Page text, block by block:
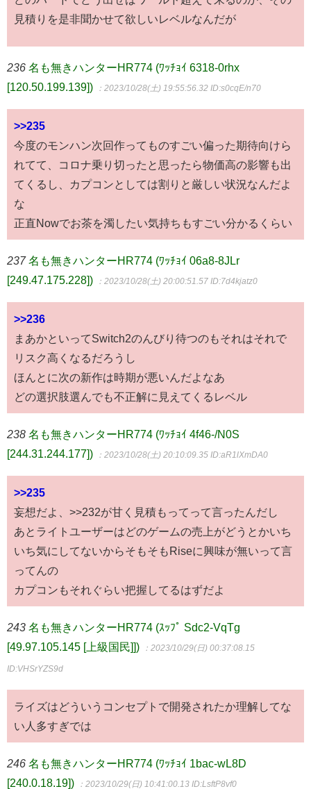
見積りを是非聞かせて欲しいレベルなんだが
236 名も無きハンターHR774 (ﾜｯﾁｮｲ 6318-0rhx
[120.50.199.139])
：2023/10/28(土) 19:55:56.32 ID:s0cqE/n70
>>235
今度のモンハン次回作ってものすごい偏った期待向けら
れてて、コロナ乗り切ったと思ったら物価高の影響も出
てくるし、カプコンとしては割りと厳しい状況なんだよ
な
正直Nowでお茶を濁したい気持ちもすごい分かるくらい
237 名も無きハンターHR774 (ﾜｯﾁｮｲ 06a8-8JLr
[249.47.175.228])
：2023/10/28(土) 20:00:51.57 ID:7d4kjatz0
>>236
まあかといってSwitch2のんびり待つのもそれはそれで
リスク高くなるだろうし
ほんとに次の新作は時期が悪いんだよなあ
どの選択肢選んでも不正解に見えてくるレベル
238 名も無きハンターHR774 (ﾜｯﾁｮｲ 4f46-/N0S
[244.31.244.177])
：2023/10/28(土) 20:10:09.35 ID:aR1lXmDA0
>>235
妄想だよ、>>232が甘く見積もってって言ったんだし
あとライトユーザーはどのゲームの売上がどうとかいち
いち気にしてないからそもそもRiseに興味が無いって言
ってんの
カプコンもそれぐらい把握してるはずだよ
243 名も無きハンターHR774 (ｽｯﾌﾟ Sdc2-VqTg
[49.97.105.145 [上級国民]])
：2023/10/29(日) 00:37:08.15
ID:VHSrYZS9d
ライズはどういうコンセプトで開発されたか理解してな
い人多すぎでは
246 名も無きハンターHR774 (ﾜｯﾁｮｲ 1bac-wL8D
[240.0.18.19])
：2023/10/29(日) 10:41:00.13 ID:LsftP8vf0